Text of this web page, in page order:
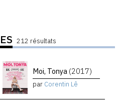
212 résultats
Moi, Tonya (2017)
par Corentin Lê